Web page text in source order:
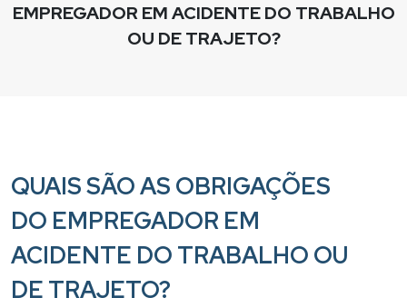
EMPREGADOR EM ACIDENTE DO TRABALHO
OU DE TRAJETO?
QUAIS SÃO AS OBRIGAÇÕES
DO EMPREGADOR EM
ACIDENTE DO TRABALHO OU
DE TRAJETO?